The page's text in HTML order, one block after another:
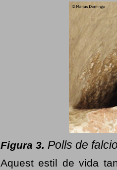
Figura 3. Polls de
Aquest estil de vida